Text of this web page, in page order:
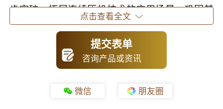
步突破，拓展连续压机技术的应用场景，巩固其
在非木质领域的先发优势。通过技术攻关和设备
优化，苏福马致力于打造高效、低碳、环保的连
续化生产线，为行业高质量发展注入新动能。
苏福马以科技创新驱动绿色转型，不仅为固废处
点击查看全文
提交表单
咨询产品或资讯
微信 朋友圈